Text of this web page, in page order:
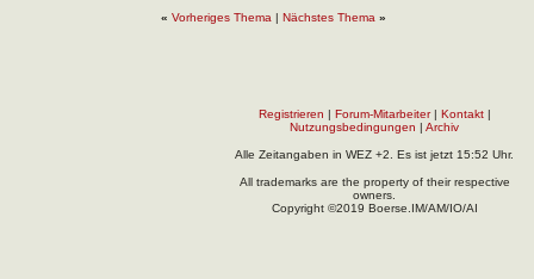
« Vorheriges Thema | Nächstes Thema »
Registrieren | Forum-Mitarbeiter| Kontakt|
Nutzungsbedingungen | Archiv
Alle Zeitangaben in WEZ +2. Es ist jetzt 15:52 Uhr.
All trademarks are the property of their respective
owners.
Copyright ©2019 Boerse.IM/AM/IO/AI